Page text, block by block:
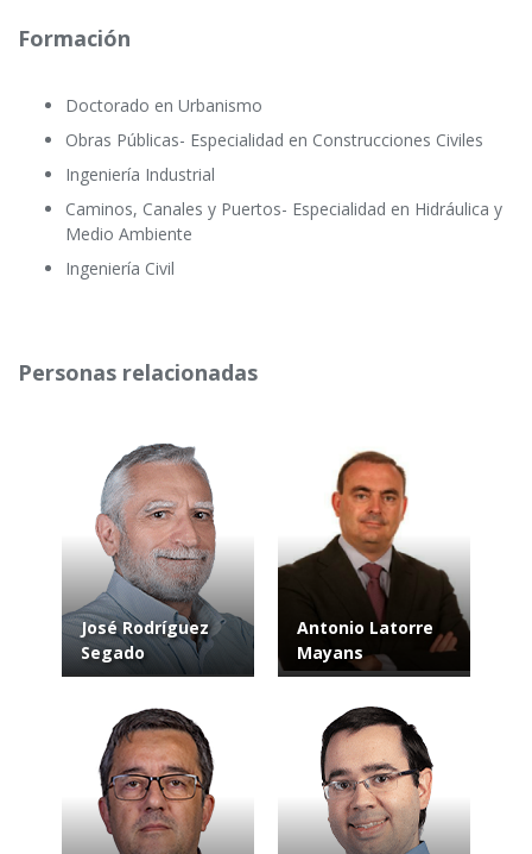
Formación
Doctorado en Urbanismo
Obras Públicas- Especialidad en Construcciones Civiles
Ingeniería Industrial
Caminos, Canales y Puertos- Especialidad en Hidráulica y
Medio Ambiente
Ingeniería Civil
Personas relacionadas
José Rodríguez
Segado
Antonio Latorre
Mayans